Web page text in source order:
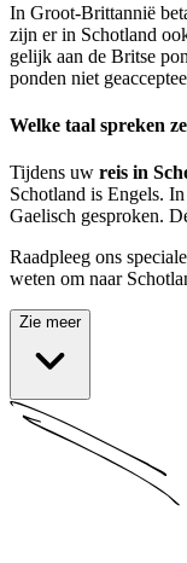
In Groot-Brittannië
zijn er in Schotland
gelijk aan de Britse
ponden niet
Welke taal spreken
Tijdens uw reis in
Schotland is Engels.
Gaelisch gesproken.
Raadpleeg ons
weten om naar
Zie meer